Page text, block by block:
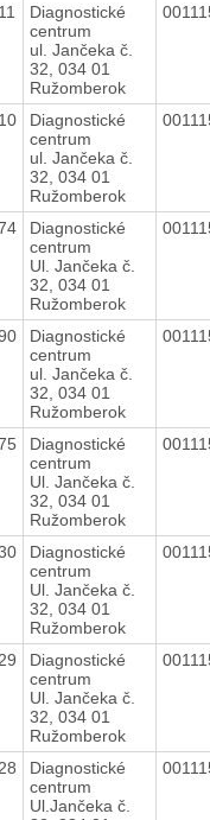
Diagnostické
centrum
ul. Jančeka č.
32, 034 01
Ružomberok
Diagnostické
centrum
ul. Jančeka č.
32, 034 01
Ružomberok
Diagnostické
centrum
Ul. Jančeka č.
32, 034 01
Ružomberok
Diagnostické
centrum
ul. Jančeka č.
32, 034 01
Ružomberok
Diagnostické
centrum
Ul. Jančeka č.
32, 034 01
Ružomberok
Diagnostické
centrum
Ul. Jančeka č.
32, 034 01
Ružomberok
Diagnostické
centrum
Ul. Jančeka č.
32, 034 01
Ružomberok
Diagnostické
centrum
Ul.Jančeka č.